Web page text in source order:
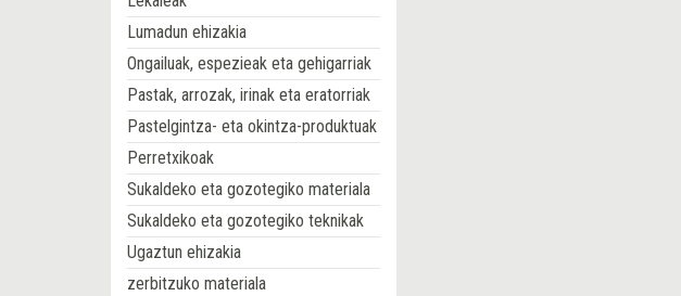
Lumadun ehizakia
Ongailuak, espezieak eta gehigarriak
Pastak, arrozak, irinak eta eratorriak
Pastelgintza- eta okintza-produktuak
Perretxikoak
Sukaldeko eta gozotegiko materiala
Sukaldeko eta gozotegiko teknikak
Ugaztun ehizakia
zerbitzuko materiala